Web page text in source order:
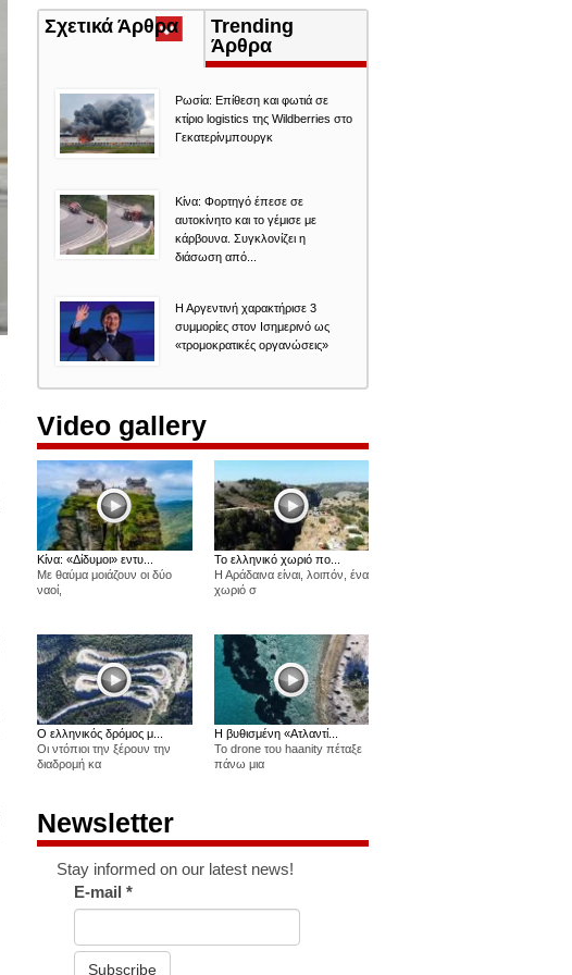
Σχετικά Άρθρα (ενεργή
καρτέλα)
Trending
Άρθρα
Ρωσία: Επίθεση και φωτιά σε
κτίριο logistics της Wildberries στο
Γεκατερίνμπουργκ
Κίνα: Φορτηγό έπεσε σε
αυτοκίνητο και το γέμισε με
κάρβουνα. Συγκλονίζει η
διάσωση από...
Η Αργεντινή χαρακτήρισε 3
συμμορίες στον Ισημερινό ως
«τρομοκρατικές οργανώσεις»
Video gallery
Κίνα: «Δίδυμοι» εντυ...
Με θαύμα μοιάζουν οι δύο
ναοί,
Το ελληνικό χωριό πο...
Η Αράδαινα είναι, λοιπόν, ένα
χωριό σ
Ο ελληνικός δρόμος μ...
Οι ντόπιοι την ξέρουν την
διαδρομή κα
Η βυθισμένη «Ατλαντί...
Το drone του haanity πέταξε
πάνω μια
Newsletter
Stay informed on our latest news!
E-mail*
Subscribe